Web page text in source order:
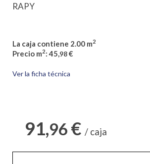
RAPY
La caja contiene 2.00 m2
Precio m2: 45,98€
Ver la ficha técnica
91,96 € / caja